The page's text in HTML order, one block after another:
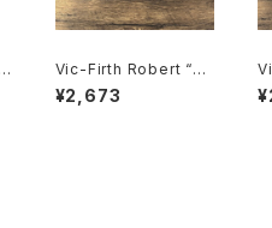
Vic-Firth Robert “Sp
ut” Searight Signatu
re Drum Stick VIC-S
¥2,673
k